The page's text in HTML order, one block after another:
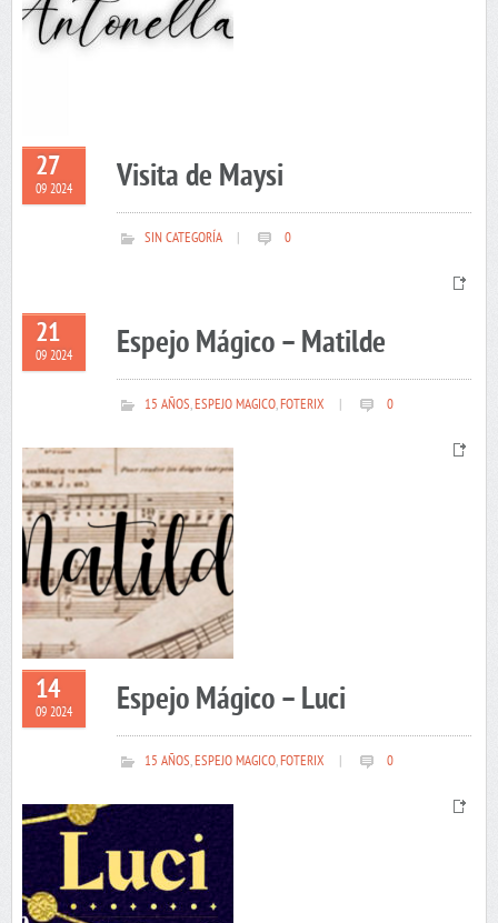
27
09 2024 Visita de Maysi
SIN CATEGORÍA 0
21
09 2024 Espejo Mágico – Matilde
15 AÑOS,ESPEJO MAGICO,FOTERIX 0
14
09 2024 Espejo Mágico – Luci
15 AÑOS,ESPEJO MAGICO,FOTERIX 0